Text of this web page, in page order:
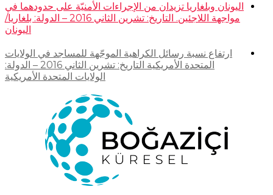
اليونان وبلغاريا تزيدان من الإجراءات الأمنيّة على حدودهما في
مواجهة اللاجئين. التاريخ: تشرين الثاني 2016 – الدولة: بلغاريا/
اليونان
ارتفاع نسبة رسائل الكراهية الموجّهة للمساجد في الولايات
المتحدة الأمريكية التاريخ: تشرين الثاني 2016 – الدولة:
الولايات المتحدة الأمريكية